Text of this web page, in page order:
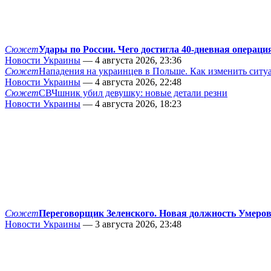
СюжетУдары по России. Чего достигла 40-дневная
Новости Украины — 4 августа 2026, 23:36
СюжетНападения на украинцев в Польше. Как изменить
Новости Украины — 4 августа 2026, 22:48
СюжетСВЧшник убил девушку: новые детали резни
Новости Украины — 4 августа 2026, 18:23
СюжетПереговорщик Зеленского. Новая должность
Новости Украины — 3 августа 2026, 23:48